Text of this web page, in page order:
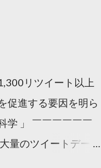
リツイート以上
促進する要因を明ら
」 ￣￣￣￣￣￣
量のツイートデータ